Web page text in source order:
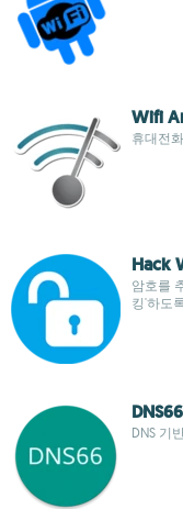
Wifi
휴대전
Hack
암호를
킹'하도
DNS66
DNS 기